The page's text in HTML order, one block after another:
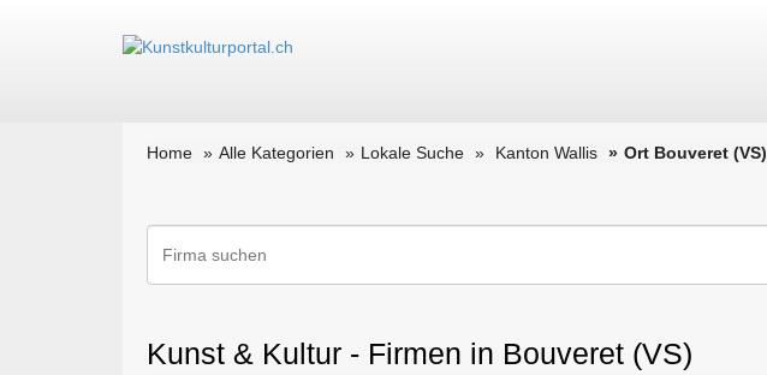
Home Alle Kategorien Lokale Suche Kanton Wallis Ort Bouveret (VS)
Kunst & Kultur - Firmen in Bouveret (VS)